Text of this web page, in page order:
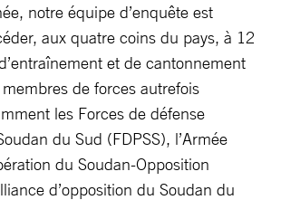
notre équipe d’enquête est
aux quatre coins du pays, à 12
et de cantonnement
de forces autrefois
les Forces de défense
du Sud (FDPSS), l’Armée
du Soudan-Opposition
d’opposition du Soudan du